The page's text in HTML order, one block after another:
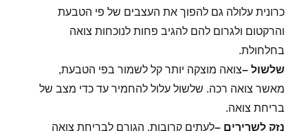
כרונית עלולה גם להפוך את העצבים של פי הטבעת
והרקטום ולגרום להם להגיב פחות לנוכחות צואה
בחלחולת.
שלשול –צואה מוצקה יותר קל לשמור בפי הטבעת,
מאשר צואה רכה. שלשול עלול להחמיר עד כדי מצב של
בריחת צואה.
נזק לשרירים –לעתים קרובות, הגורם לבריחת צואה